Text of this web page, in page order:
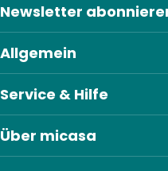
Allgemein
Service & Hilfe
Über micasa
Newsletter